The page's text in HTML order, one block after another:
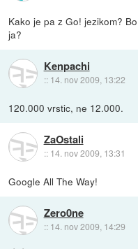
Kako je pa z Go! jezikom?
ja?
Kenpachi
:: 14. nov 2009, 13:22
120.000 vrstic, ne 12.000.
ZaOstali
:: 14. nov 2009, 13:31
Google All The Way!
Zero0ne
:: 14. nov 2009, 14:29